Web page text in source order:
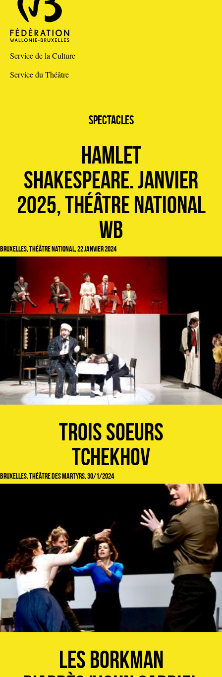
Service de la Culture
Service du Théâtre
spectacles
HAMLET
Shakespeare. Janvier
2025, Théâtre National
WB
Bruxelles, Théâtre National, 22 janvier 2024
Trois soeurs
Tchekhov
Bruxelles, Théâtre des Martyrs, 30/1/2024
Les Borkman